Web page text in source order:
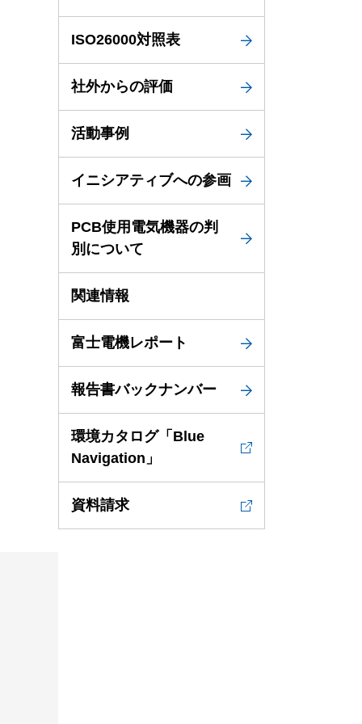
ISO26000対照表
社外からの評価
活動事例
イニシアティブへの参画
PCB使用電気機器の判
別について
関連情報
富士電機レポート
報告書バックナンバー
環境カタログ「Blue
Navigation」
資料請求